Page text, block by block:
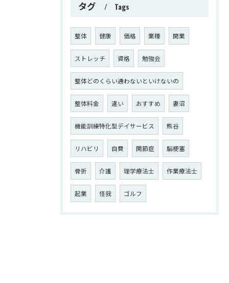
タグ Tags
整体 健康 価格 業種 開業
ストレッチ 資格 勉強会
整体どのくらい通わないといけないの
整体料金 違い おすすめ 妻沼
機能訓練特化型デイサービス 熊谷
リハビリ 自費 関節症 脳梗塞
骨折 介護 理学療法士 作業療法士
起業 怪我 ゴルフ